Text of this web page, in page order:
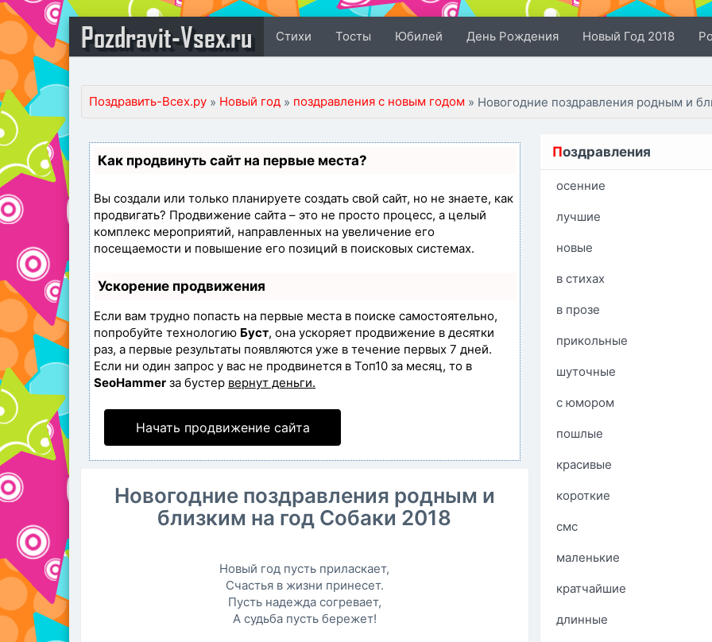
Pozdravit-Vsex.ru Стихи Тосты Юбилей День Рождения Новый Год 2018
Поздравить-Всех.ру » Новый год » поздравления с новым годом » Новогодние поздравления родным и
Как продвинуть сайт на первые места?
Вы создали или только планируете создать свой сайт, но не знаете, как
продвигать? Продвижение сайта – это не просто процесс, а целый
комплекс мероприятий, направленных на увеличение его
посещаемости и повышение его позиций в поисковых системах.
Ускорение продвижения
Если вам трудно попасть на первые места в поиске самостоятельно,
попробуйте технологию Буст, она ускоряет продвижение в десятки
раз, а первые результаты появляются уже в течение первых 7 дней.
Если ни один запрос у вас не продвинется в Топ10 за месяц, то в
SeoHammer за бустер вернут деньги.
Начать продвижение сайта
Новогодние поздравления родным и
близким на год Собаки 2018
Hовый год пусть приласкает,
Счастья в жизни принесет.
Пусть надежда согревает,
А судьба пусть бережет!
Поздравления
осенние
лучшие
новые
в стихах
в прозе
прикольные
шуточные
с юмором
пошлые
красивые
короткие
смс
маленькие
кратчайшие
длинные